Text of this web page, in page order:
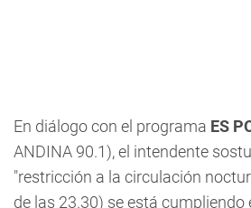
En diálogo con el programa ES
ANDINA 90.1), el intendente
"restricción a la circulación
de las 23.30) se está